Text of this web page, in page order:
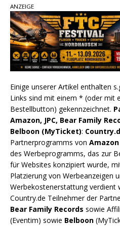
ANZEIGE
Einige unserer Artikel enthalten
Links sind mit einem * (oder mit
Bestellbutton) gekennzeichnet.
Amazon, JPC, Bear Family
Belboon (MyTicket):
Partnerprogramms von Amazon
des Werbeprogramms, das zur
für Websites konzipiert wurde,
Platzierung von Werbeanzeigen
Werbekostenerstattung verdient
Country.de Teilnehmer der
Bear Family Records sowie
(Eventim) sowie Belboon